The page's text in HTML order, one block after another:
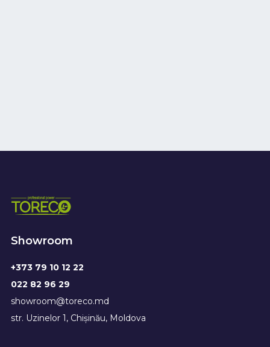
Showroom
+373 79 10 12 22
022 82 96 29
showroom@toreco.md
str. Uzinelor 1, Chișinău, Moldova